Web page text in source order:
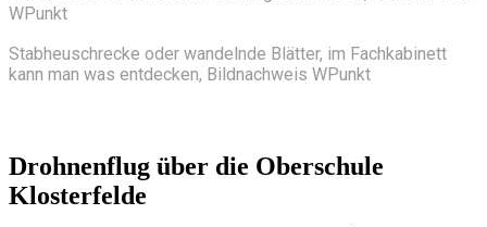
WPunkt
Stabheuschrecke oder wandelnde Blätter, im Fachkabinett
kann man was entdecken, Bildnachweis WPunkt
Drohnenflug über die Oberschule
Klosterfelde